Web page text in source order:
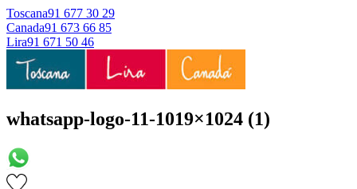
Toscana91 677 30 29
Canada91 673 66 85
Lira91 671 50 46
whatsapp-logo-11-1019×1024 (1)